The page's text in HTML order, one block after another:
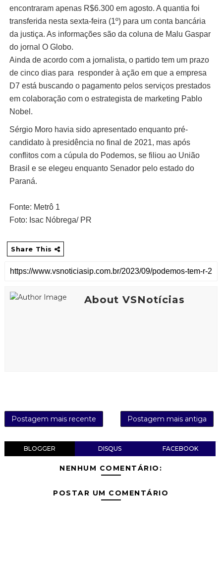
encontraram apenas R$6.300 em agosto. A quantia foi
transferida nesta sexta-feira (1º) para um conta bancária
da justiça. As informações são da coluna de Malu Gaspar
do jornal O Globo.
Ainda de acordo com a jornalista, o partido tem um prazo
de cinco dias para responder à ação em que a empresa
D7 está buscando o pagamento pelos serviços prestados
em colaboração com o estrategista de marketing Pablo
Nobel.
Sérgio Moro havia sido apresentado enquanto pré-
candidato à presidência no final de 2021, mas após
conflitos com a cúpula do Podemos, se filiou ao União
Brasil e se elegeu enquanto Senador pelo estado do
Paraná.
Fonte: Metrô 1
Foto: Isac Nóbrega/ PR
Share This
About VSNotícias
Postagem mais recente Postagem mais antiga
BLOGGER DISQUS FACEBOOK
NENHUM COMENTÁRIO:
POSTAR UM COMENTÁRIO